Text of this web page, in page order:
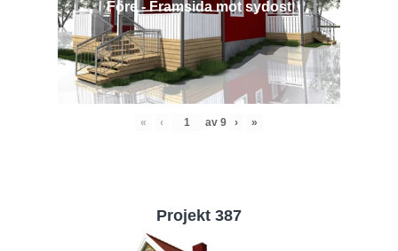
Före - Framsida mot sydost
« ‹ av 9 › »
Projekt 387